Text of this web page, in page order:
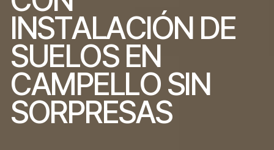
INSTALACIÓN DE
SUELOS EN
CAMPELLO SIN
SORPRESAS